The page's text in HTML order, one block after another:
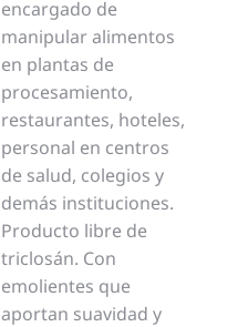
encargado de
manipular alimentos
en plantas de
procesamiento,
restaurantes, hoteles,
personal en centros
de salud, colegios y
demás instituciones.
Producto libre de
triclosán. Con
emolientes que
aportan suavidad y